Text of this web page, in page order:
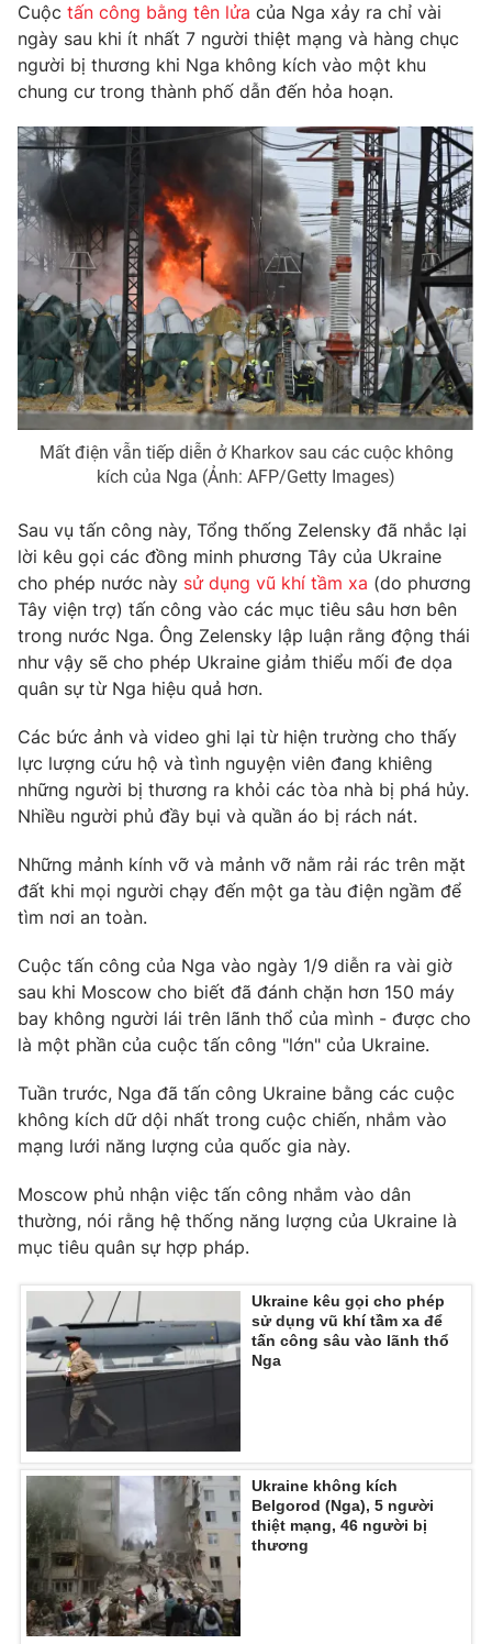
Thị trường
Tư vấn
Lịch phát sóng
Chuyên mục khác
Emagazine Podcast
Photo Infographic
Video Shorts video
VTV Money VTV Thể thao
VTV Sức khoẻ Bất động sản
Thị trường 24h Tấm lòng Việt
VTV4 Vươn mình bằng AI
VTV9 VTV8
Liên hệ tòa soạn English
THỜI BÁO VTV
Theo dõi báo trên
Cơ quan báo chí: Thời báo VTV
Giấy phép hoạt động báo in và báo điện tử số 483/GP-BTTTT
cấp ngày 29/12/2023
Tổng Biên tập:Vũ Thanh Thủy
Nguyễn Trọng Ninh
Tổng đài VTV:024.38 355 931 - 024.38 355 932
Ðiện thoại Thời báo VTV:
024.66 897 897
Email:toasoan@vtv.vn
Liên hệ quảng cáo: 024-7300.7108
® Cấm sao chép dưới mọi hình thức nếu không có sự chấp
thuận bằng văn bản. Ghi rõ nguồn VTV.vn khi phát hành lại
thông tin từ website này.
Cuộc tấn công bằng tên lửa của Nga xảy ra chỉ vài
ngày sau khi ít nhất 7 người thiệt mạng và hàng chục
người bị thương khi Nga không kích vào một khu
chung cư trong thành phố dẫn đến hỏa hoạn.
Mất điện vẫn tiếp diễn ở Kharkov sau các cuộc không
kích của Nga (Ảnh: AFP/Getty Images)
Sau vụ tấn công này, Tổng thống Zelensky đã nhắc lại
lời kêu gọi các đồng minh phương Tây của Ukraine
cho phép nước này sử dụng vũ khí tầm xa (do phương
Tây viện trợ) tấn công vào các mục tiêu sâu hơn bên
trong nước Nga. Ông Zelensky lập luận rằng động thái
như vậy sẽ cho phép Ukraine giảm thiểu mối đe dọa
quân sự từ Nga hiệu quả hơn.
Các bức ảnh và video ghi lại từ hiện trường cho thấy
lực lượng cứu hộ và tình nguyện viên đang khiêng
những người bị thương ra khỏi các tòa nhà bị phá hủy.
Nhiều người phủ đầy bụi và quần áo bị rách nát.
Những mảnh kính vỡ và mảnh vỡ nằm rải rác trên mặt
đất khi mọi người chạy đến một ga tàu điện ngầm để
tìm nơi an toàn.
Cuộc tấn công của Nga vào ngày 1/9 diễn ra vài giờ
sau khi Moscow cho biết đã đánh chặn hơn 150 máy
bay không người lái trên lãnh thổ của mình - được cho
là một phần của cuộc tấn công "lớn" của Ukraine.
Tuần trước, Nga đã tấn công Ukraine bằng các cuộc
không kích dữ dội nhất trong cuộc chiến, nhắm vào
mạng lưới năng lượng của quốc gia này.
Moscow phủ nhận việc tấn công nhắm vào dân
thường, nói rằng hệ thống năng lượng của Ukraine là
mục tiêu quân sự hợp pháp.
Ukraine kêu gọi cho phép
sử dụng vũ khí tầm xa để
tấn công sâu vào lãnh thổ
Nga
Ukraine không kích
Belgorod (Nga), 5 người
thiệt mạng, 46 người bị
thương